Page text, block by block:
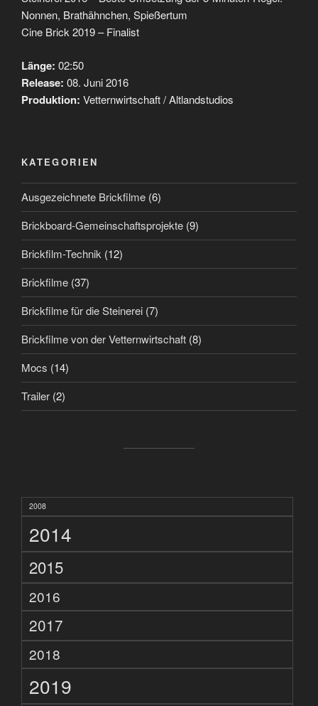
Nonnen, Brathähnchen, Spießertum
Cine Brick 2019 – Finalist
Länge: 02:50
Release: 08. Juni 2016
Produktion: Vetternwirtschaft / Altlandstudios
KATEGORIEN
Ausgezeichnete Brickfilme (6)
Brickboard-Gemeinschaftsprojekte (9)
Brickfilm-Technik (12)
Brickfilme (37)
Brickfilme für die Steinerei (7)
Brickfilme von der Vetternwirtschaft (8)
Mocs (14)
Trailer (2)
2008
2014
2015
2016
2017
2018
2019